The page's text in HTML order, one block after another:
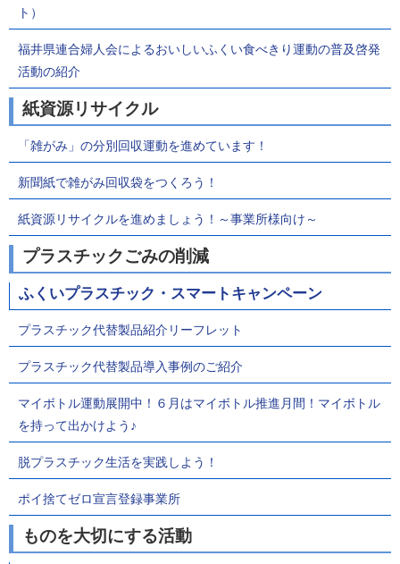
ト）
福井県連合婦人会によるおいしいふくい食べきり運動の普及啓発
活動の紹介
紙資源リサイクル
「雑がみ」の分別回収運動を進めています！
新聞紙で雑がみ回収袋をつくろう！
紙資源リサイクルを進めましょう！～事業所様向け～
プラスチックごみの削減
ふくいプラスチック・スマートキャンペーン
プラスチック代替製品紹介リーフレット
プラスチック代替製品導入事例のご紹介
マイボトル運動展開中！６月はマイボトル推進月間！マイボトル
を持って出かけよう♪
脱プラスチック生活を実践しよう！
ポイ捨てゼロ宣言登録事業所
ものを大切にする活動